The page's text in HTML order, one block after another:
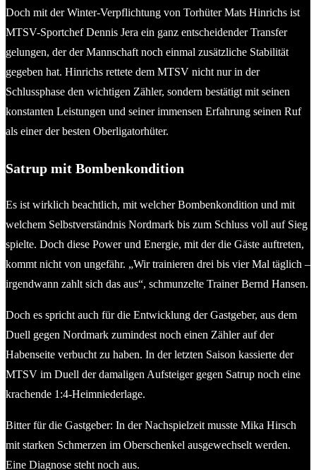
Doch mit der Winter-Verpflichtung von Torhüter Mats Hinrichs ist
MTSV-Sportchef Dennis Jera ein ganz entscheidender Transfer
gelungen, der der Mannschaft noch einmal zusätzliche Stabilität
gegeben hat. Hinrichs rettete dem MTSV nicht nur in der
Schlussphase den wichtigen Zähler, sondern bestätigt mit seinen
konstanten Leistungen und seiner immensen Erfahrung seinen Ruf
als einer der besten Oberligatorhüter.
Satrup mit Bombenkondition
Es ist wirklich beachtlich, mit welcher Bombenkondition und mit
welchem Selbstverständnis Nordmark bis zum Schluss voll auf Sieg
spielte. Doch diese Power und Energie, mit der die Gäste auftreten,
kommt nicht von ungefähr. „Wir trainieren drei bis vier Mal täglich –
irgendwann zahlt sich das aus“, schmunzelte Trainer Bernd Hansen.
Doch es spricht auch für die Entwicklung der Gastgeber, aus dem
Duell gegen Nordmark zumindest noch einen Zähler auf der
Habenseite verbucht zu haben. In der letzten Saison kassierte der
MTSV im Duell der damaligen Aufsteiger gegen Satrup noch eine
krachende 1:4-Heimniederlage.
Bitter für die Gastgeber: In der Nachspielzeit musste Mika Hirsch
mit starken Schmerzen im Oberschenkel ausgewechselt werden.
Eine Diagnose steht noch aus.